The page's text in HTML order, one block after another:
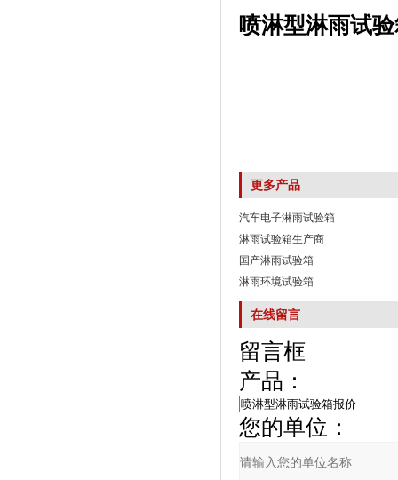
喷淋型淋雨试
更多产品
汽车电子淋雨试验箱
淋雨试验箱生产商
国产淋雨试验箱
淋雨环境试验箱
在线留言
留言框
产品：
您的单位：